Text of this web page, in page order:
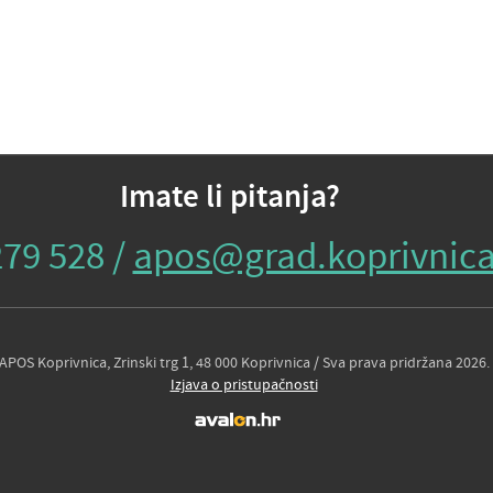
Imate li pitanja?
528 /
Koprivnica, Zrinski trg 1, 48 000 Koprivnica / Sva prava pridržana 2026.
Izjava o pristupačnosti